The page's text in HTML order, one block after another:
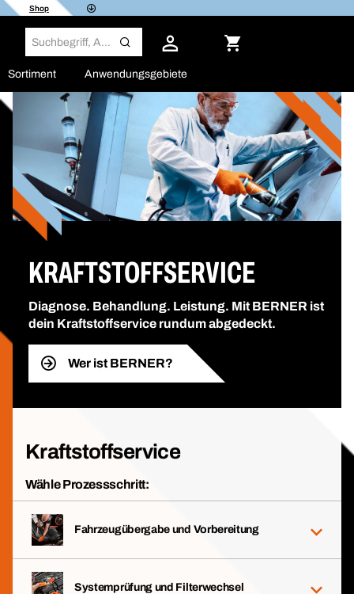
Shop
Sortiment Anwendungsgebiete
KRAFTSTOFFSERVICE
Diagnose. Behandlung. Leistung. Mit BERNER ist
dein Kraftstoffservice rundum abgedeckt.
Wer ist BERNER?
Kraftstoffservice
Wähle Prozessschritt:
Fahrzeugübergabe und Vorbereitung
Systemprüfung und Filterwechsel